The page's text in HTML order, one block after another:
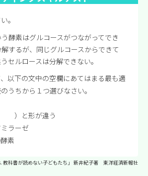
。
酵素はグルコースがつながってでき
するが、同じグルコースからできて
セルロースは分解できない。
以下の文中の空欄にあてはまる最も適
うちから１つ選びなさい。
）と形が違う
ラーゼ
素
教科書が読めない子どもたち」 新井紀子著 東洋経済新報社